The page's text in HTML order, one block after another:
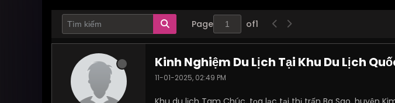
Page of1
Kinh Nghiệm Du Lịch Tại Khu Du Lịch
11-01-2025, 02:49 PM